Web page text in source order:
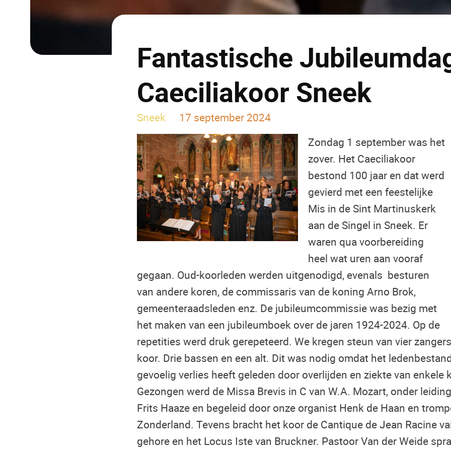
Fantastische
Caeciliakoor Sneek
Sneek
17 september 2024
Zondag 1 september was het
zover. Het Caeciliakoor
bestond 100 jaar en dat werd
gevierd met een feestelijke
Mis in de Sint Martinuskerk
aan de Singel in Sneek. Er
waren qua voorbereiding
heel wat uren aan vooraf
gegaan. Oud-koorleden werden uitgenodigd, evenals besturen
van andere koren, de commissaris van de koning Arno Brok,
gemeenteraadsleden enz. De jubileumcommissie was bezig met
het maken van een jubileumboek over de jaren 1924-2024. Op de
repetities werd druk gerepeteerd. We kregen steun van vier
koor. Drie bassen en een alt. Dit was nodig omdat het
gevoelig verlies heeft geleden door overlijden en ziekte van enkele
Gezongen werd de Missa Brevis in C van W.A. Mozart, onder
Frits Haaze en begeleid door onze organist Henk de Haan en
Zonderland. Tevens bracht het koor de Cantique de Jean Racine
gehore en het Locus Iste van Bruckner. Pastoor Van der Weide